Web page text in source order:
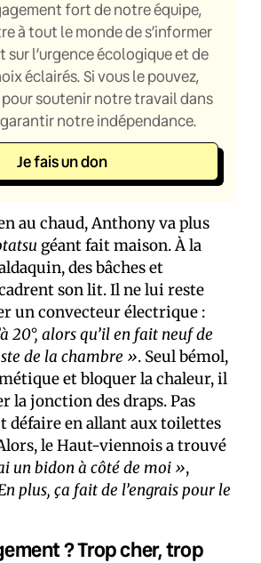
fort de notre équipe,
à tout le monde de s’informer
l’urgence écologique et de
éclairés. Si vous le pouvez,
soutenir notre travail dans
notre indépendance.
Je fais un don
au chaud, Anthony va plus
géant fait maison. À la
des bâches et
son lit. Il ne lui reste
un convecteur électrique :
20°, alors qu’il en fait neuf de
de la chambre ». Seul bémol,
et bloquer la chaleur, il
la jonction des draps. Pas
défaire en allant aux toilettes
le Haut-viennois a trouvé
un bidon à côté de moi »,
plus, ça fait de l’engrais pour le
? Trop cher, trop